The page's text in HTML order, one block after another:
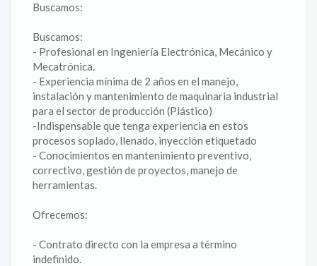
Buscamos:
Buscamos:
- Profesional en Ingeniería Electrónica, Mecánico y
Mecatrónica.
- Experiencia mínima de 2 años en el manejo,
instalación y mantenimiento de maquinaria industrial
para el sector de producción (Plástico)
-Indispensable que tenga experiencia en estos
procesos soplado, llenado, inyección etiquetado
- Conocimientos en mantenimiento preventivo,
correctivo, gestión de proyectos, manejo de
herramientas.
Ofrecemos:
- Contrato directo con la empresa a término
indefinido.